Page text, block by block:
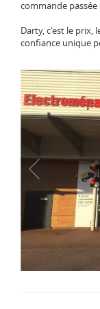
commande
Darty, c'est le prix,
confiance unique